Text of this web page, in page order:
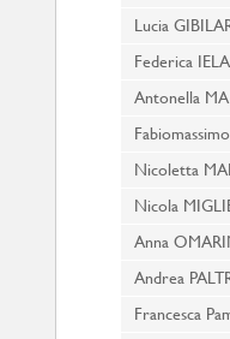
Lucia
Federica
Antonella
Nicoletta
Nicola
Anna
Andrea
Francesca